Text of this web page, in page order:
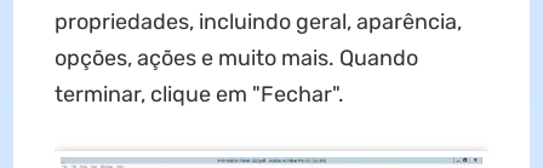
propriedades, incluindo geral, aparência,
opções, ações e muito mais. Quando
terminar, clique em "Fechar".